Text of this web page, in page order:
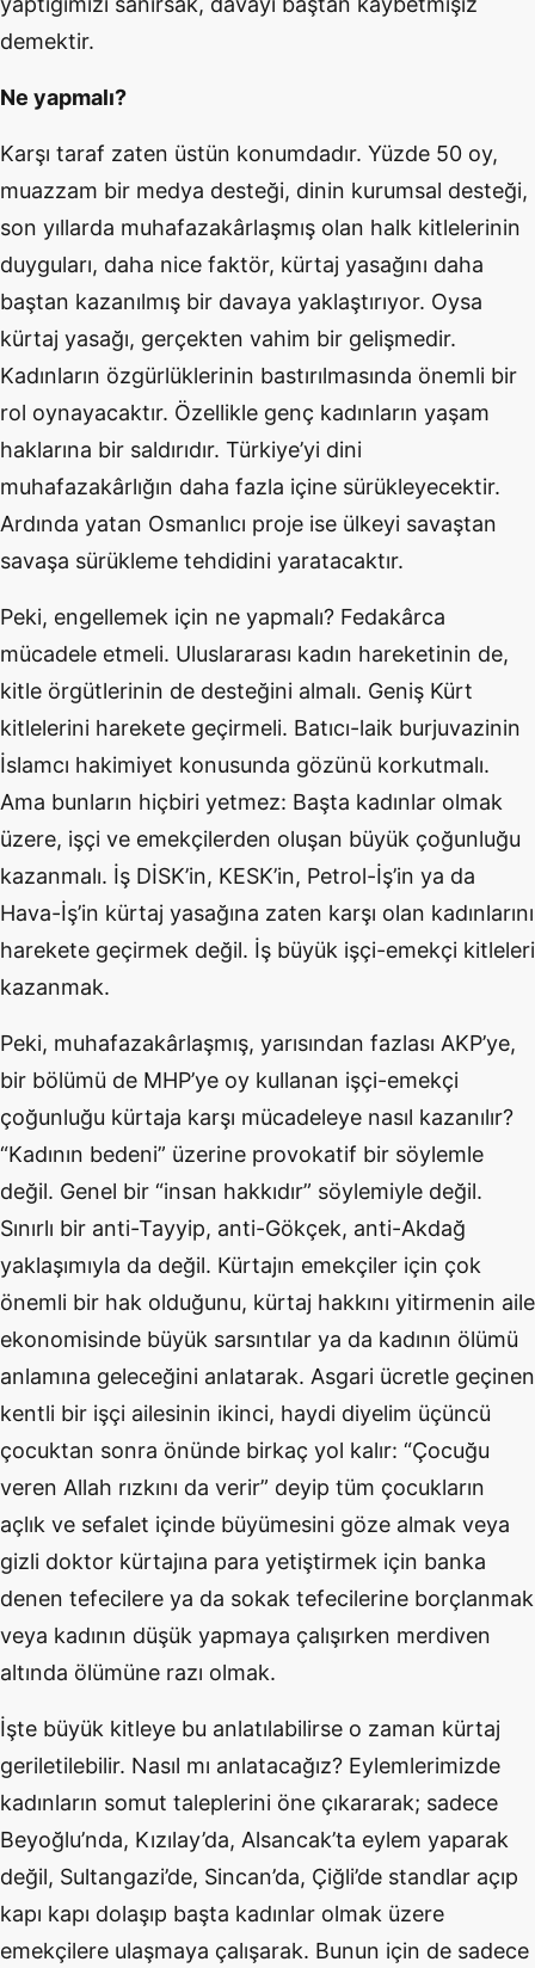
demektir.
Ne yapmalı?
Karşı taraf zaten üstün konumdadır. Yüzde 50 oy,
muazzam bir medya desteği, dinin kurumsal desteği,
son yıllarda muhafazakârlaşmış olan halk kitlelerinin
duyguları, daha nice faktör, kürtaj yasağını daha
baştan kazanılmış bir davaya yaklaştırıyor. Oysa
kürtaj yasağı, gerçekten vahim bir gelişmedir.
Kadınların özgürlüklerinin bastırılmasında önemli bir
rol oynayacaktır. Özellikle genç kadınların yaşam
haklarına bir saldırıdır. Türkiye’yi dini
muhafazakârlığın daha fazla içine sürükleyecektir.
Ardında yatan Osmanlıcı proje ise ülkeyi savaştan
savaşa sürükleme tehdidini yaratacaktır.
Peki, engellemek için ne yapmalı? Fedakârca
mücadele etmeli. Uluslararası kadın hareketinin de,
kitle örgütlerinin de desteğini almalı. Geniş Kürt
kitlelerini harekete geçirmeli. Batıcı-laik burjuvazinin
İslamcı hakimiyet konusunda gözünü korkutmalı.
Ama bunların hiçbiri yetmez: Başta kadınlar olmak
üzere, işçi ve emekçilerden oluşan büyük çoğunluğu
kazanmalı. İş DİSK’in, KESK’in, Petrol-İş’in ya da
Hava-İş’in kürtaj yasağına zaten karşı olan kadınlarını
harekete geçirmek değil. İş büyük işçi-emekçi kitleleri
kazanmak.
Peki, muhafazakârlaşmış, yarısından fazlası AKP’ye,
bir bölümü de MHP’ye oy kullanan işçi-emekçi
çoğunluğu kürtaja karşı mücadeleye nasıl kazanılır?
“Kadının bedeni” üzerine provokatif bir söylemle
değil. Genel bir “insan hakkıdır” söylemiyle değil.
Sınırlı bir anti-Tayyip, anti-Gökçek, anti-Akdağ
yaklaşımıyla da değil. Kürtajın emekçiler için çok
önemli bir hak olduğunu, kürtaj hakkını yitirmenin aile
ekonomisinde büyük sarsıntılar ya da kadının ölümü
anlamına geleceğini anlatarak. Asgari ücretle geçinen
kentli bir işçi ailesinin ikinci, haydi diyelim üçüncü
çocuktan sonra önünde birkaç yol kalır: “Çocuğu
veren Allah rızkını da verir” deyip tüm çocukların
açlık ve sefalet içinde büyümesini göze almak veya
gizli doktor kürtajına para yetiştirmek için banka
denen tefecilere ya da sokak tefecilerine borçlanmak
veya kadının düşük yapmaya çalışırken merdiven
altında ölümüne razı olmak.
İşte büyük kitleye bu anlatılabilirse o zaman kürtaj
geriletilebilir. Nasıl mı anlatacağız? Eylemlerimizde
kadınların somut taleplerini öne çıkararak; sadece
Beyoğlu’nda, Kızılay’da, Alsancak’ta eylem yaparak
değil, Sultangazi’de, Sincan’da, Çiğli’de standlar açıp
kapı kapı dolaşıp başta kadınlar olmak üzere
emekçilere ulaşmaya çalışarak. Bunun için de sadece